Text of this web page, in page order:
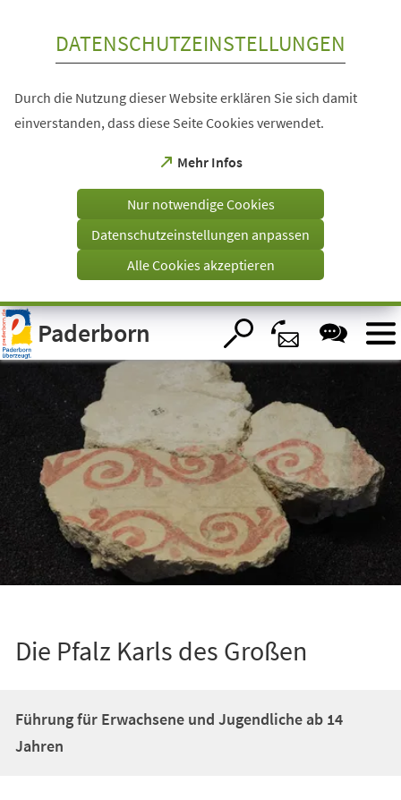
Visuelle
Assistenzsoftware
öffnen.
DATENSCHUTZEINSTELLUNGEN
Durch die Nutzung dieser Website erklären Sie sich damit
einverstanden, dass diese Seite Cookies verwendet.
Mehr Infos
(Öffnet
einem
Tab)
Nur notwendige Cookies
Datenschutzeinstellungen anpassen
Alle Cookies akzeptieren
Paderborn
Die Pfalz Karls des Großen
Führung für Erwachsene und Jugendliche ab 14
Jahren